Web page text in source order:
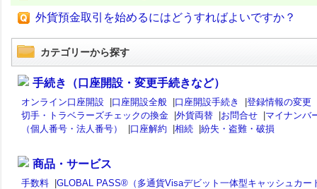
外貨預金取引を始めるにはどうすればよいですか？
カテゴリーから探す
手続き（口座開設・変更手続きなど）
オンライン口座開設 |口座開設全般 |口座開設手続き |登録情報の変更
切手・トラベラーズチェックの換金 |外貨両替 |お問合せ |マイナンバ
（個人番号・法人番号）
|口座解約 |相続 |紛失・盗難・破損
商品・サービス
手数料 |GLOBAL PASS®（多通貨Visaデビット一体型キャッシュカー